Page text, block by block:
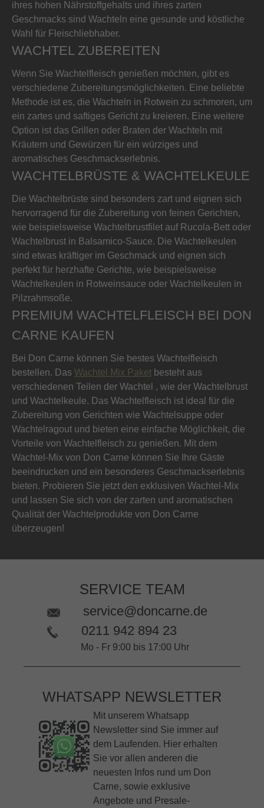
ihres hohen Nährstoffgehalts und ihres zarten
Geschmacks sind Wachteln eine gesunde und köstliche
Wahl für Fleischliebhaber.
WACHTEL ZUBEREITEN
Wenn Sie Wachtelfleisch genießen möchten, gibt es
verschiedene Zubereitungsmöglichkeiten. Eine beliebte
Methode ist es, die Wachteln in Rotwein zu schmoren, um
ein zartes und saftiges Gericht zu kreieren. Eine weitere
Option ist das Grillen oder Braten der Wachteln mit
Kräutern und Gewürzen für ein würziges und
aromatisches Geschmackserlebnis.
WACHTELBRÜSTE & WACHTELKEULE
Die Wachtelbrüste sind besonders zart und eignen sich
hervorragend für die Zubereitung von feinen Gerichten,
wie beispielsweise Wachtelbrustfilet auf Rucola-Bett oder
Wachtelbrust in Balsamico-Sauce. Die Wachtelkeulen
sind etwas kräftiger im Geschmack und eignen sich
perfekt für herzhafte Gerichte, wie beispielsweise
Wachtelkeulen in Rotweinsauce oder Wachtelkeulen in
Pilzrahmsoße.
PREMIUM WACHTELFLEISCH BEI DON
CARNE KAUFEN
Bei Don Carne können Sie bestes Wachtelfleisch
bestellen. Das Wachtel Mix Paket besteht aus
verschiedenen Teilen der Wachtel , wie der Wachtelbrust
und Wachtelkeule. Das Wachtelfleisch ist ideal für die
Zubereitung von Gerichten wie Wachtelsuppe oder
Wachtelragout und bieten eine einfache Möglichkeit, die
Vorteile von Wachtelfleisch zu genießen. Mit dem
Wachtel-Mix von Don Carne können Sie Ihre Gäste
beeindrucken und ein besonderes Geschmackserlebnis
bieten. Probieren Sie jetzt den exklusiven Wachtel-Mix
und lassen Sie sich von der zarten und aromatischen
Qualität der Wachtelprodukte von Don Carne
überzeugen!
SERVICE TEAM
service@doncarne.de
0211 942 894 23
Mo - Fr 9:00 bis 17:00 Uhr
WHATSAPP NEWSLETTER
Mit unserem Whatsapp
Newsletter sind Sie immer auf
dem Laufenden. Hier erhalten
Sie vor allen anderen die
neuesten Infos rund um Don
Carne, sowie exklusive
Angebote und Presale-